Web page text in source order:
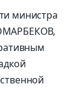
министра